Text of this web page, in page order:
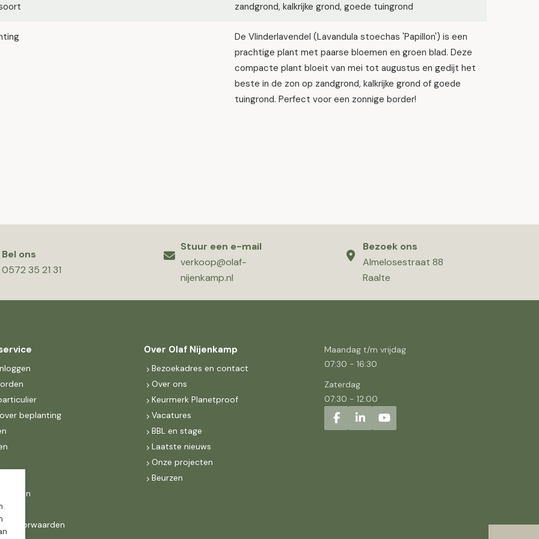
zandgrond, kalkrijke grond, goede tuingrond
De Vlinderlavendel (Lavandula stoechas 'Papillon') is een
prachtige plant met paarse bloemen en groen blad. Deze
compacte plant bloeit van mei tot augustus en gedijt het
beste in de zon op zandgrond, kalkrijke grond of goede
tuingrond. Perfect voor een zonnige border!
Bel ons
0572 35 21 31
Stuur een e-mail
verkoop@olaf-
nijenkamp.nl
Bezoek ons
Almelosestraat 88
Raalte
beplanting
Groen
voorwaarden
Over Olaf Nijenkamp
Bezoekadres en contact
Over ons
Keurmerk Planetproof
Vacatures
BBL en stage
Laatste nieuws
Onze projecten
Beurzen
Maandag t/m vrijdag
07:30 - 16:30
Zaterdag
07:30 - 12:00